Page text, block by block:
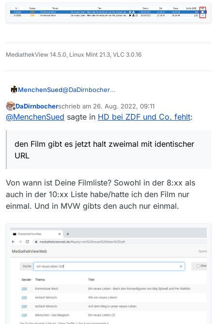
Beispiel:
MediathekView 14.5.0, Linux Mint 21.3, VLC 3.0.16
MenchenSued@DaDirnbocher
rumgespielt, den Film gibt es jetzt halt zweimal
mit identischer URL
Offline
DaDirnbocherschrieb am 26. Aug. 2022, 09:11
zuletzt editiert von
@MenchenSued sagte in HD bei ZDF und Co. fehlt:
den Film gibt es jetzt halt zweimal mit identischer
URL
Von wann ist Deine Filmliste? Sowohl in der 8:xx als
auch in der 10:xx Liste habe/hatte ich den Film nur
einmal. Und in MVW gibts den auch nur einmal.